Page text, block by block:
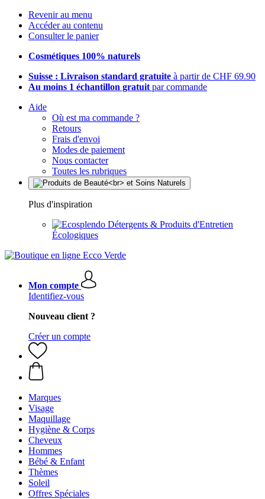
Revenir au menu
Accéder au contenu
Consulter le panier
Cosmétiques 100% naturels
Suisse : Livraison standard gratuite à partir de CHF 69.90
Au moins 1 échantillon gratuit par commande
Aide
Où est ma commande ?
Retours
Frais d'envoi
Modes de paiement
Nous contacter
Toutes les rubriques
Plus d'inspiration
Détergents & Produits d'Entretien
Écologiques
Mon compte
Identifiez-vous
Nouveau client ?
Créer un compte
Marques
Visage
Maquillage
Hygiène & Corps
Cheveux
Hommes
Bébé & Enfant
Thèmes
Soleil
Offres Spéciales